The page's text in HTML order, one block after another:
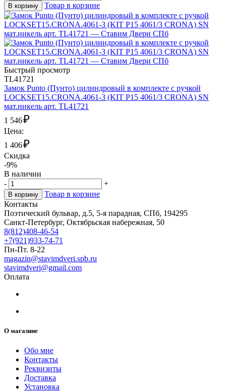
В корзину Товар в корзине
Быстрый просмотр
TL41721
Замок Punto (Пунто) цилиндровый в комплекте с ручкой
LOCKSET15.CRONA.4061-3 (KIT P15 4061/3 CRONA) SN
мат.никель арт. TL41721
1 546₽
Цена:
1 406₽
Скидка
-9%
В наличии
-
+
В корзину
Товар в корзине
Контакты
Поэтический бульвар, д.5, 5-я парадная, СПб, 194295
Санкт-Петербург, Октябрьская набережная, 50
8(812)408-46-54
+7(921)933-74-71
Пн-Пт. 8-22
magazin@stavimdveri.spb.ru
stavimdveri@gmail.com
Оплата
О магазине
Обо мне
Контакты
Реквизиты
Доставка
Установка